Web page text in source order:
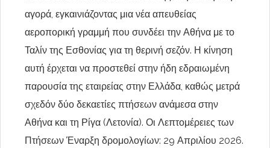
αγορά, εγκαινιάζοντας μια νέα απευθείας
αεροπορική γραμμή που συνδέει την Αθήνα με το
Ταλίν της Εσθονίας για τη θερινή σεζόν. Η κίνηση
αυτή έρχεται να προστεθεί στην ήδη εδραιωμένη
παρουσία της εταιρείας στην Ελλάδα, καθώς μετρά
σχεδόν δύο δεκαετίες πτήσεων ανάμεσα στην
Αθήνα και τη Ρίγα (Λετονία). Οι Λεπτομέρειες των
Πτήσεων Έναρξη δρομολογίων: 29 Απριλίου 2026.